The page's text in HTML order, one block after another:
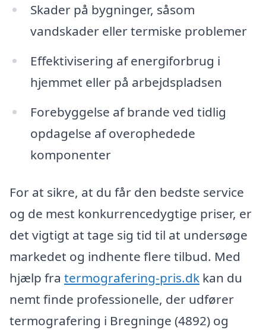
Skader på bygninger, såsom
vandskader eller termiske problemer
Effektivisering af energiforbrug i
hjemmet eller på arbejdspladsen
Forebyggelse af brande ved tidlig
opdagelse af overophedede
komponenter
For at sikre, at du får den bedste service
og de mest konkurrencedygtige priser, er
det vigtigt at tage sig tid til at undersøge
markedet og indhente flere tilbud. Med
hjælp fra termografering-pris.dk kan du
nemt finde professionelle, der udfører
termografering i Bregninge (4892) og